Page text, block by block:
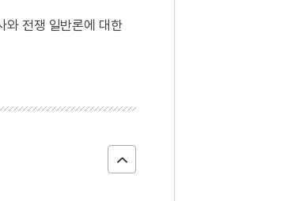
와 전쟁 일반론에 대한